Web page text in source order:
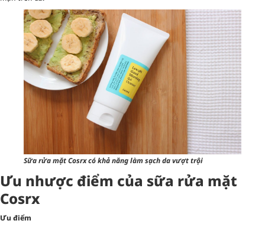
Sữa rửa mặt Cosrx có khả năng làm sạch da vượt trội
Ưu nhược điểm của sữa rửa mặt
Cosrx
Ưu điểm